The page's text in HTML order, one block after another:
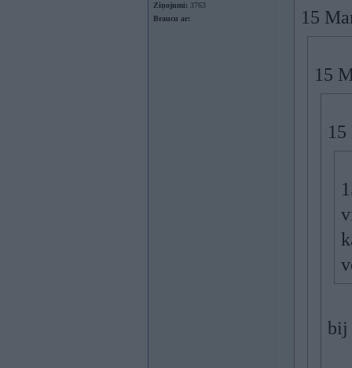
Ziņojumi: 3763
Braucu ar:
15
15
bij